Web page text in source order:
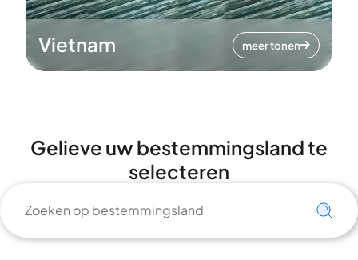
Vietnam meer tonen
Gelieve uw bestemmingsland te
selecteren